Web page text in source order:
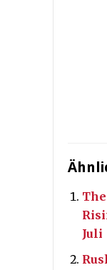
Juli